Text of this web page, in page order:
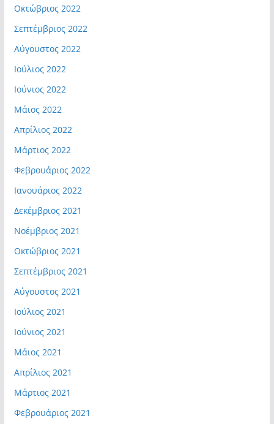
Οκτώβριος 2022
Σεπτέμβριος 2022
Αύγουστος 2022
Ιούλιος 2022
Ιούνιος 2022
Μάιος 2022
Απρίλιος 2022
Μάρτιος 2022
Φεβρουάριος 2022
Ιανουάριος 2022
Δεκέμβριος 2021
Νοέμβριος 2021
Οκτώβριος 2021
Σεπτέμβριος 2021
Αύγουστος 2021
Ιούλιος 2021
Ιούνιος 2021
Μάιος 2021
Απρίλιος 2021
Μάρτιος 2021
Φεβρουάριος 2021